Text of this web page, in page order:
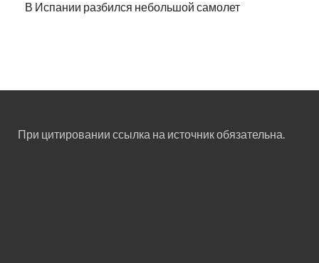
В Испании разбился небольшой самолет
При цитировании ссылка на источник обязательна.